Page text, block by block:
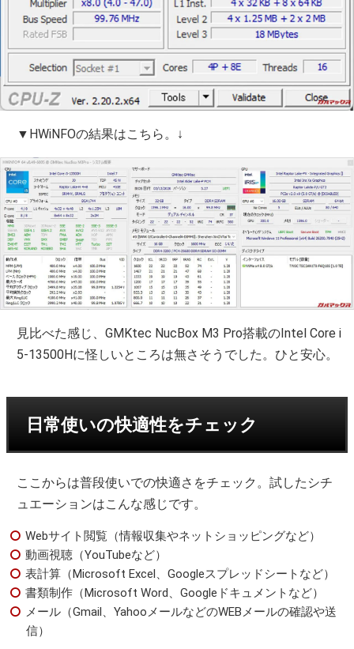
▼HWiNFOの結果はこちら。↓
見比べた感じ、GMKtec NucBox M3 Pro搭載のIntel Core i
5-13500Hに怪しいところは無さそうでした。ひと安心。
日常使いの快適性をチェック
ここからは普段使いでの快適さをチェック。試したシチ
ュエーションはこんな感じです。
Webサイト閲覧（情報収集やネットショッピングなど）
動画視聴（YouTubeなど）
表計算（Microsoft Excel、Googleスプレッドシートなど）
書類制作（Microsoft Word、Googleドキュメントなど）
メール（Gmail、YahooメールなどのWEBメールの確認や送
信）